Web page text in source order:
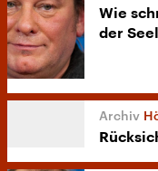
Wie
der